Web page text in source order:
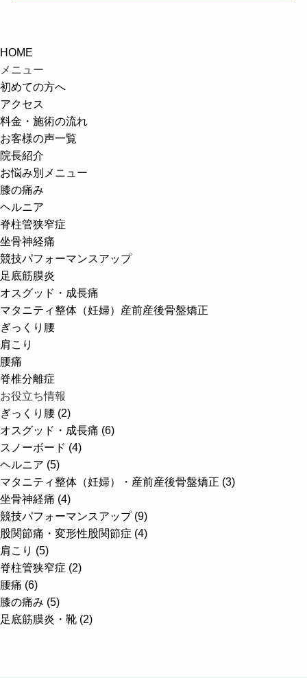
HOME
メニュー
初めての方へ
アクセス
料金・施術の流れ
お客様の声一覧
院長紹介
お悩み別メニュー
膝の痛み
ヘルニア
脊柱管狭窄症
坐骨神経痛
競技パフォーマンスアップ
足底筋膜炎
オスグッド・成長痛
マタニティ整体（妊婦） 産前産後骨盤矯正
ぎっくり腰
肩こり
腰痛
脊椎分離症
お役立ち情報
ぎっくり腰 (2)
オスグッド・成長痛 (6)
スノーボード (4)
ヘルニア (5)
マタニティ整体（妊婦）・産前産後骨盤矯正 (3)
坐骨神経痛 (4)
競技パフォーマンスアップ (9)
股関節痛・変形性股関節症 (4)
肩こり (5)
脊柱管狭窄症 (2)
腰痛 (6)
膝の痛み (5)
足底筋膜炎・靴 (2)